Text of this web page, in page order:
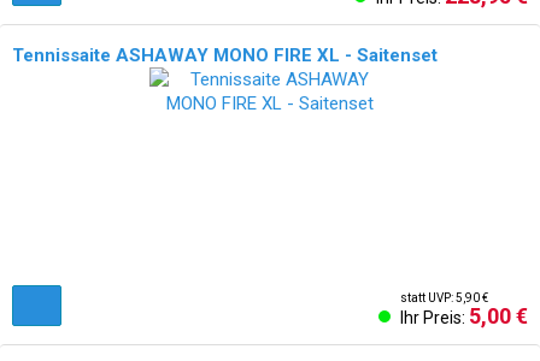
Tennissaite ASHAWAY MONO FIRE XL - Saitenset
statt UVP: 5,90 €
Ihr Preis: 5,00 €